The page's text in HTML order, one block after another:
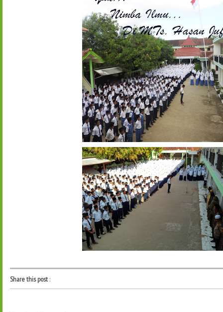
Share this post: